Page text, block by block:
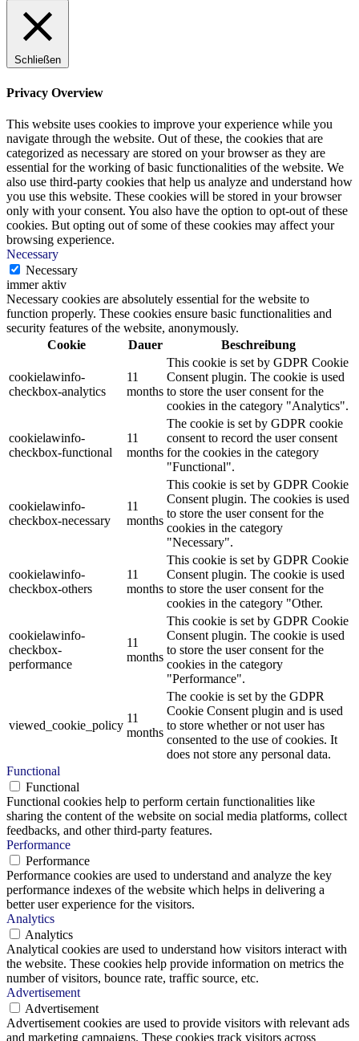
Schließen
Privacy Overview
This website uses cookies to improve your experience while you
navigate through the website. Out of these, the cookies that are
categorized as necessary are stored on your browser as they are
essential for the working of basic functionalities of the website. We
also use third-party cookies that help us analyze and understand how
you use this website. These cookies will be stored in your browser
only with your consent. You also have the option to opt-out of these
cookies. But opting out of some of these cookies may affect your
browsing experience.
Necessary
Necessary
immer aktiv
Necessary cookies are absolutely essential for the website to
function properly. These cookies ensure basic functionalities and
security features of the website, anonymously.
Cookie
Dauer Beschreibung
cookielawinfo-
checkbox-analytics
11
months
This cookie is set by GDPR Cookie
Consent plugin. The cookie is used
to store the user consent for the
cookies in the category "Analytics".
cookielawinfo-
checkbox-functional
11
months
The cookie is set by GDPR cookie
consent to record the user consent
for the cookies in the category
"Functional".
cookielawinfo-
checkbox-necessary
11
months
This cookie is set by GDPR Cookie
Consent plugin. The cookies is used
to store the user consent for the
cookies in the category
"Necessary".
cookielawinfo-
checkbox-others
11
months
This cookie is set by GDPR Cookie
Consent plugin. The cookie is used
to store the user consent for the
cookies in the category "Other.
cookielawinfo-
checkbox-
performance
11
months
This cookie is set by GDPR Cookie
Consent plugin. The cookie is used
to store the user consent for the
cookies in the category
"Performance".
viewed_cookie_policy
11
months
The cookie is set by the GDPR
Cookie Consent plugin and is used
to store whether or not user has
consented to the use of cookies. It
does not store any personal data.
Functional
Functional
Functional cookies help to perform certain functionalities like
sharing the content of the website on social media platforms, collect
feedbacks, and other third-party features.
Performance
Performance
Performance cookies are used to understand and analyze the key
performance indexes of the website which helps in delivering a
better user experience for the visitors.
Analytics
Analytics
Analytical cookies are used to understand how visitors interact with
the website. These cookies help provide information on metrics the
number of visitors, bounce rate, traffic source, etc.
Advertisement
Advertisement
Advertisement cookies are used to provide visitors with relevant ads
and marketing campaigns. These cookies track visitors across